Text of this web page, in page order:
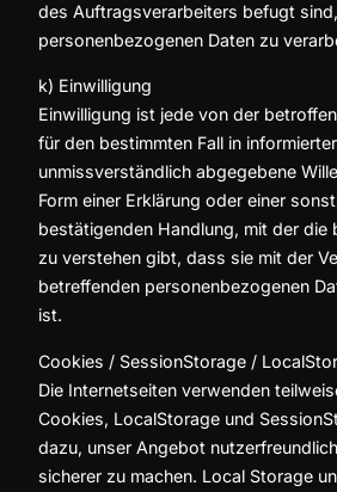
des Auftragsverarbeiters befugt
personenbezogenen Daten zu
k) Einwilligung
Einwilligung ist jede von der
für den bestimmten Fall in
unmissverständlich abgegebene
Form einer Erklärung oder einer
bestätigenden Handlung, mit der die
zu verstehen gibt, dass sie mit der
betreffenden personenbezogenen
ist.
Cookies / SessionStorage /
Die Internetseiten verwenden
Cookies, LocalStorage und
dazu, unser Angebot
sicherer zu machen. Local Storage